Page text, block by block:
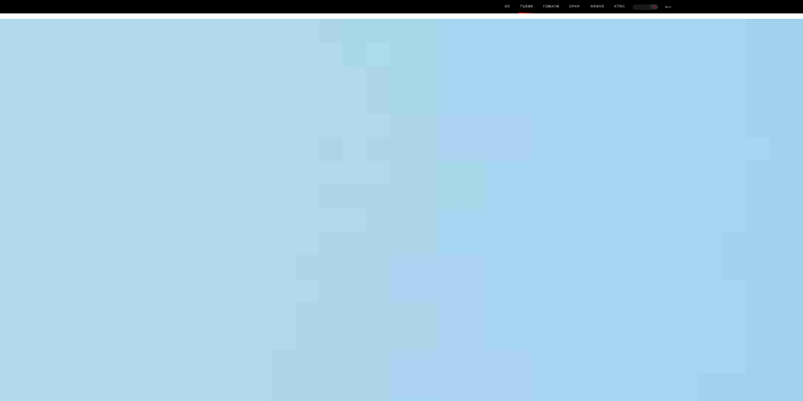
首页 产品及服务 行业解决方案 合作伙伴 投资者关系 关于我们 中EN